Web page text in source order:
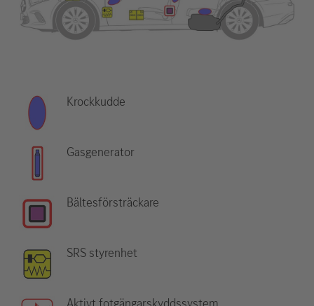
Krockkudde
Gasgenerator
Bältesförsträckare
SRS styrenhet